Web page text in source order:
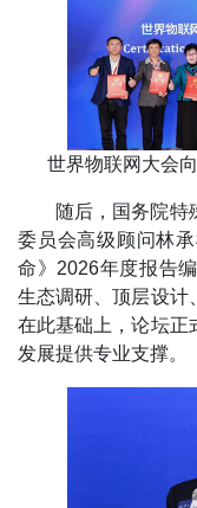
世界物联网大会
随后，国务院特
委员会高级顾问林
命》2026年度报告
生态调研、顶层设计
在此基础上，论坛正
发展提供专业支撑。